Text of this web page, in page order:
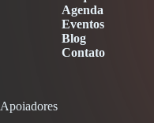
Agenda
Eventos
Blog
Contato
Apoiadores